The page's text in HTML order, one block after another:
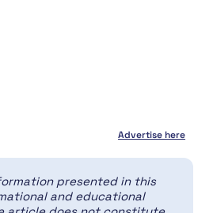
Advertise here
presented in this
and educational